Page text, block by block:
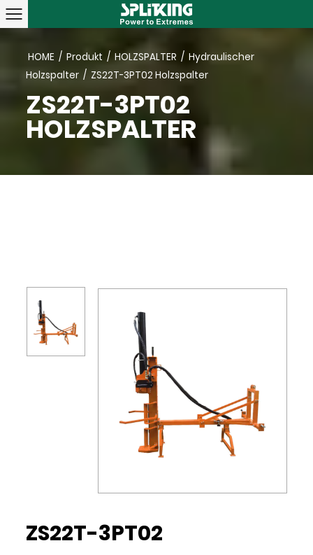
HOME / Produkt / HOLZSPALTER / Hydraulischer
Holzspalter / ZS22T-3PT02 Holzspalter
ZS22T-3PT02
HOLZSPALTER
ZS22T-3PT02